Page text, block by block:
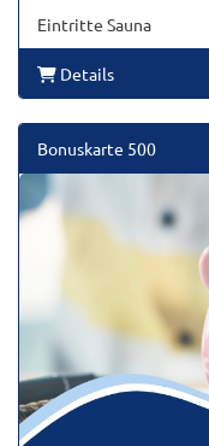
Eintritte Sauna
Details
Bonuskarte 500